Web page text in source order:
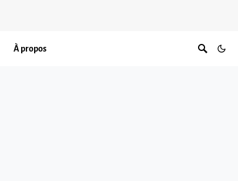
À propos